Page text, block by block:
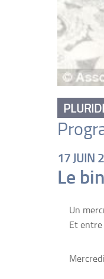
17 JUIN
Le
Un
Et